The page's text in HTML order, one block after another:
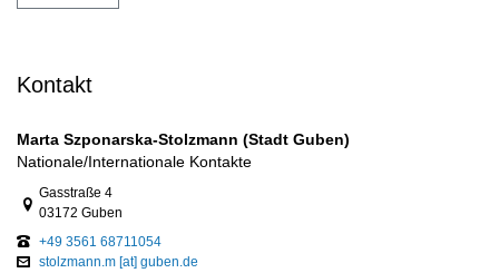
Kontakt
Marta Szponarska-Stolzmann (Stadt Guben)
Nationale/Internationale Kontakte
Link zur Google-Maps Navigation
Gasstraße 4
03172 Guben
+49 3561 68711054
stolzmann.m [at] guben.de